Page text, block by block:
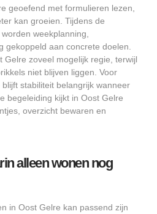
geoefend met formulieren lezen,
kan groeien. Tijdens de
weekplanning,
gekoppeld aan concrete doelen.
Gelre zoveel mogelijk regie, terwijl
niet blijven liggen. Voor
stabiliteit belangrijk wanneer
begeleiding kijkt in Oost Gelre
overzicht bewaren en
alleen wonen nog
in Oost Gelre kan passend zijn